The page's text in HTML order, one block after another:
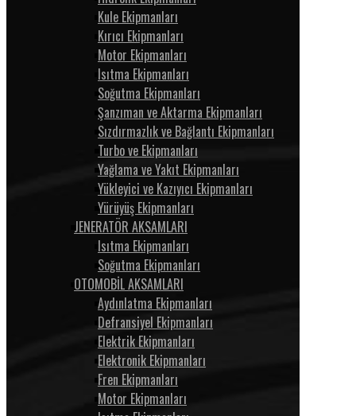
Kule Ekipmanları
Kırıcı Ekipmanları
Motor Ekipmanları
Isıtma Ekipmanları
Soğutma Ekipmanları
Şanzıman ve Aktarma Ekipmanları
Sızdırmazlık ve Bağlantı Ekipmanları
Turbo ve Ekipmanları
Yağlama ve Yakıt Ekipmanları
Yükleyici ve Kazıyıcı Ekipmanları
Yürüyüş Ekipmanları
JENERATÖR AKSAMLARI
Isıtma Ekipmanları
Soğutma Ekipmanları
OTOMOBİL AKSAMLARI
Aydınlatma Ekipmanları
Defransiyel Ekipmanları
Elektrik Ekipmanları
Elektronik Ekipmanları
Fren Ekipmanları
Motor Ekipmanları